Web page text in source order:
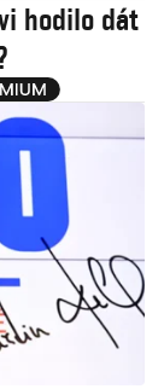
hodilo dát